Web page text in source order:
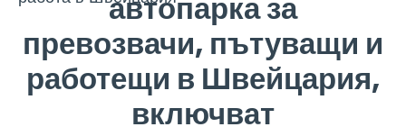
автопарка за
превозвачи, пътуващи и
работещи в Швейцария,
включват